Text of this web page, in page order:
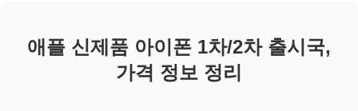
애플 신제품 아이폰 1차/2차 출시국,
가격 정보 정리